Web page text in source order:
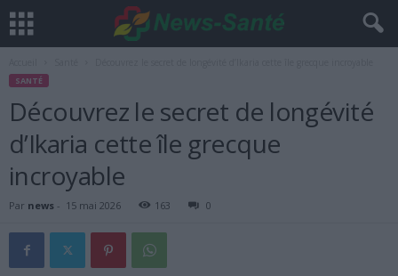
SANTÉ
Découvrez le secret de longévité
d’Ikaria cette île grecque
incroyable
Par news - 15 mai 2026 163 0